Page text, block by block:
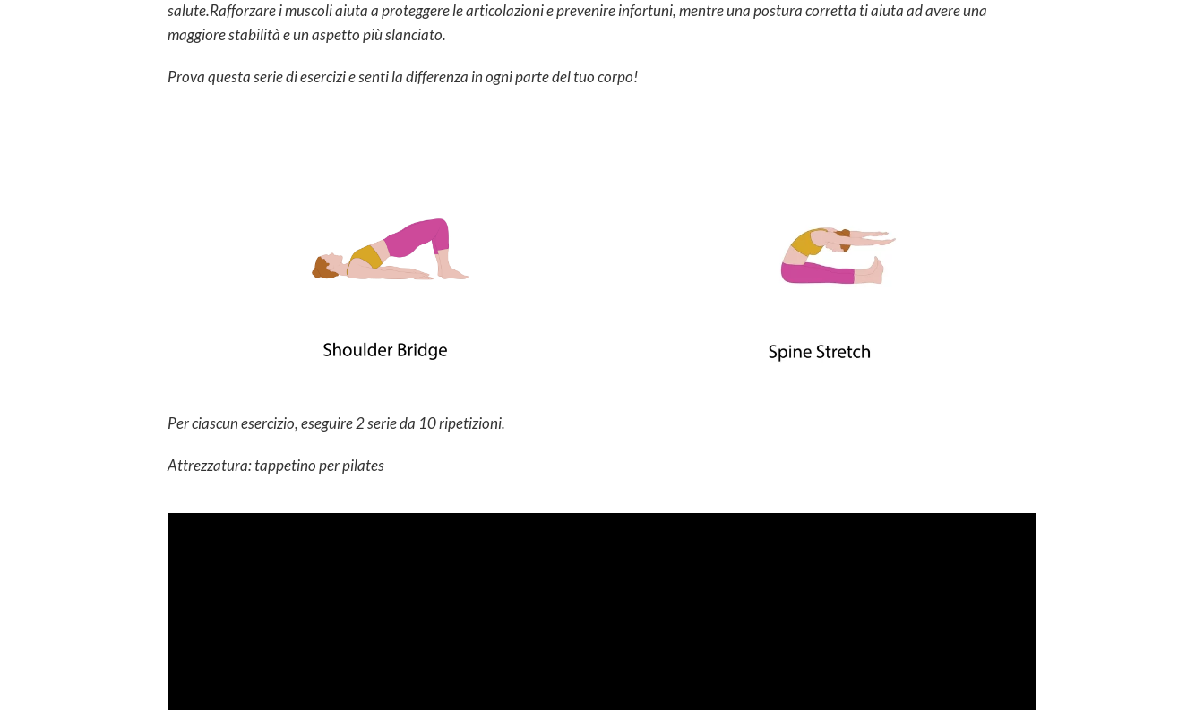
salute.Rafforzare i muscoli aiuta a proteggere le articolazioni e prevenire infortuni, mentre una postura corretta ti aiuta ad avere una
maggiore stabilità e un aspetto più slanciato.
Prova questa serie di esercizi e senti la differenza in ogni parte del tuo corpo!
Per ciascun esercizio, eseguire 2 serie da 10 ripetizioni.
Attrezzatura: tappetino per pilates